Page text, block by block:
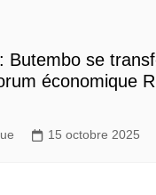
Butembo se
économique
15 octobre 2025